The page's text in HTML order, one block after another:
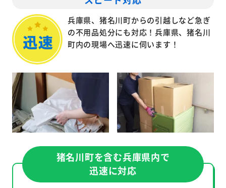
兵庫県、猪名川町からの引越しなど急ぎ
の不用品処分にも対応！兵庫県、猪名川
町内の現場へ迅速に伺います！
猪名川町を含む兵庫県内で
迅速に対応